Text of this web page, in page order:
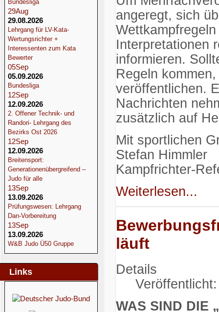
Bundesliga
29Aug
29.08.2026
Lehrgang für LV-Kata-
Wertungsrichter +
Interessenten zum Kata
Bewerter
05Sep
05.09.2026
Bundesliga
12Sep
12.09.2026
2. Offener Technik- und
Randori- Lehrgang des
Bezirks Ost 2026
12Sep
12.09.2026
Breitensport:
Generationenübergreifend –
Judo für alle
13Sep
13.09.2026
Prüfungswesen: Lehrgang
Dan-Vorbereitung
13Sep
13.09.2026
W&B Judo Ü50 Gruppe
Links
angeregt, sich
Interpretationen
informieren.
Regeln
veröffentlichen.
Nachrichten
zusätzlich auf
Mit sportlichen
Stefan Himmler
Kampfrichter-
Weiterlesen...
läuft
Details
WAS SIND DIE